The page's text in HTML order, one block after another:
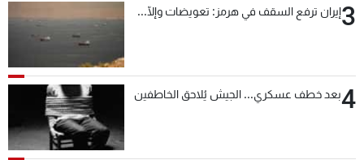
3إيران ترفع السقف في هرمز: تعويضات وإلّا...
4بعد خطف عسكري... الجيش يُلاحق الخاطفين